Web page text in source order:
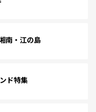
南・江の島
ド特集